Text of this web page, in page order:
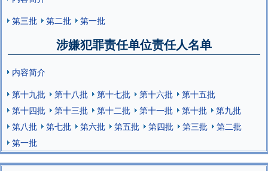
第三批
第二批 第一批
涉嫌犯罪责任单位责任人名单
内容简介
第十九批
第十八批 第十七批 第十六批
第十五批
第十四批
第十三批 第十二批 第十一批 第十批
第九批
第八批
第七批 第六批 第五批 第四批 第三批
第二批
第一批